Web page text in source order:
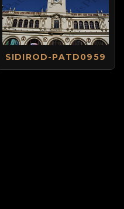
SIDIROD-PATD0959